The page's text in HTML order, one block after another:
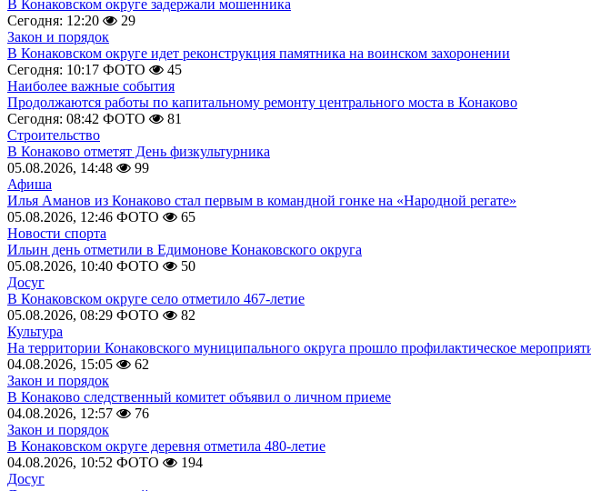
В Конаковском округе задержали мошенника
Сегодня: 12:20
29
Закон и порядок
В Конаковском округе идет реконструкция памятника на воинском захоронении
Сегодня: 10:17 ФОТО
45
Наиболее важные события
Продолжаются работы по капитальному ремонту центрального моста в Конаково
Сегодня: 08:42 ФОТО
81
Строительство
В Конаково отметят День физкультурника
05.08.2026, 14:48
99
Афиша
Илья Аманов из Конаково стал первым в командной гонке на «Народной регате»
05.08.2026, 12:46 ФОТО
65
Новости спорта
Ильин день отметили в Едимонове Конаковского округа
05.08.2026, 10:40 ФОТО
50
Досуг
В Конаковском округе село отметило 467-летие
05.08.2026, 08:29 ФОТО
82
Культура
На территории Конаковского муниципального округа прошло профилактическое
04.08.2026, 15:05
62
Закон и порядок
В Конаково следственный комитет объявил о личном приеме
04.08.2026, 12:57
76
Закон и порядок
В Конаковском округе деревня отметила 480-летие
04.08.2026, 10:52 ФОТО
194
Досуг